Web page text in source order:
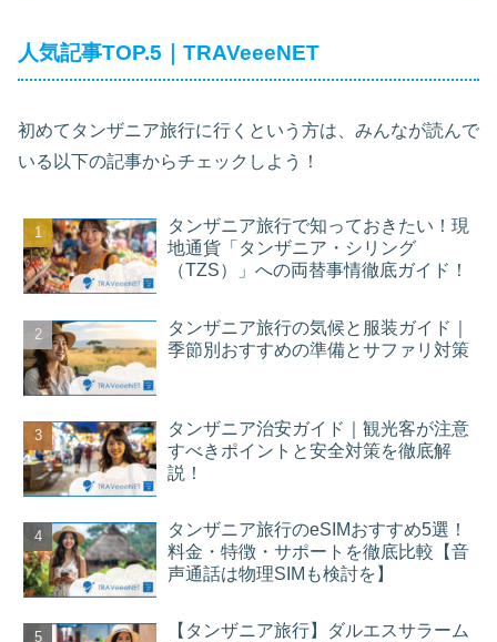
人気記事TOP.5｜TRAVeeeNET
初めてタンザニア旅行に行くという方は、みんなが読んで
いる以下の記事からチェックしよう！
タンザニア旅行で知っておきたい！現
地通貨「タンザニア・シリング
（TZS）」への両替事情徹底ガイド！
タンザニア旅行の気候と服装ガイド｜
季節別おすすめの準備とサファリ対策
タンザニア治安ガイド｜観光客が注意
すべきポイントと安全対策を徹底解
説！
タンザニア旅行のeSIMおすすめ5選！
料金・特徴・サポートを徹底比較【音
声通話は物理SIMも検討を】
【タンザニア旅行】ダルエスサラーム